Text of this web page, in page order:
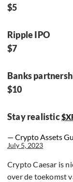
$5
Ripple IPO
$7
Banks
$10
Stay realistic
— Crypto Assets
July 5, 2023
Crypto Caesar is
over de toekomst